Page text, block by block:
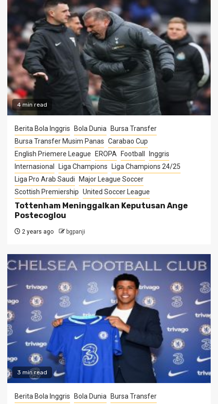
4 min read
Berita Bola Inggris Bola Dunia
Bursa Transfer
Bursa Transfer Musim Panas Carabao Cup
English Priemere League
EROPA Football
Inggris
Internasional
Liga Champions
Liga Champions 24/25
Liga Pro Arab Saudi
Major League Soccer
Scottish Premiership United Soccer League
Tottenham Meninggalkan Keputusan Ange
Postecoglou
2 years ago bgpanji
3 min read
Berita Bola Inggris Bola Dunia
Bursa Transfer